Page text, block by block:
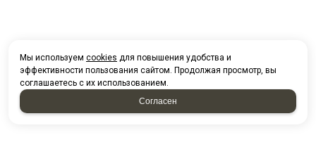
Мы используем cookies для повышения удобства и
эффективности пользования сайтом. Продолжая просмотр, вы
соглашаетесь с их использованием.
Согласен